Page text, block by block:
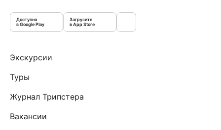
Доступно
в Google Play
Загрузите
в App Store
Экскурсии
Туры
Журнал Трипстера
Вакансии